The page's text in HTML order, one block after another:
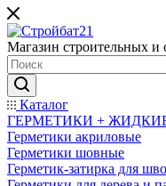
Магазин строительных и
Каталог
ГЕРМЕТИКИ +
Герметики акриловые
Герметики шовные
Герметик-затирка для